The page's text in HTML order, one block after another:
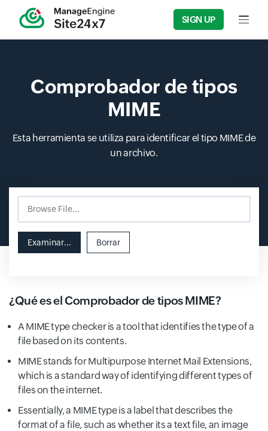
SIGN UP Input
Comprobador de tipos
MIME
Esta herramienta se utiliza para identificar el tipo MIME de
un archivo.
Browse File...
Input field
Examinar... Borrar
¿Qué es el Comprobador de tipos MIME?
A MIME type checker is a tool that identifies the type of a
file based on its contents.
MIME stands for Multipurpose Internet Mail Extensions,
which is a standard way of identifying different types of
files on the internet.
Essentially, a MIME type is a label that describes the
format of a file, such as whether its a text file, an image